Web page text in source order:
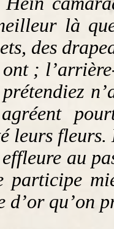
là
des
ont ;
leurs
au
participe
d’or qu’on